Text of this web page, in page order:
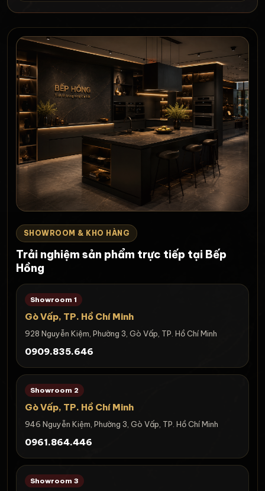
SHOWROOM & KHO HÀNG
Trải nghiệm sản phẩm trực tiếp tại Bếp
Hồng
Showroom 1
Gò Vấp, TP. Hồ Chí Minh
928 Nguyễn Kiệm, Phường 3, Gò Vấp, TP. Hồ Chí Minh
0909.835.646
Showroom 2
Gò Vấp, TP. Hồ Chí Minh
946 Nguyễn Kiệm, Phường 3, Gò Vấp, TP. Hồ Chí Minh
0961.864.446
Showroom 3